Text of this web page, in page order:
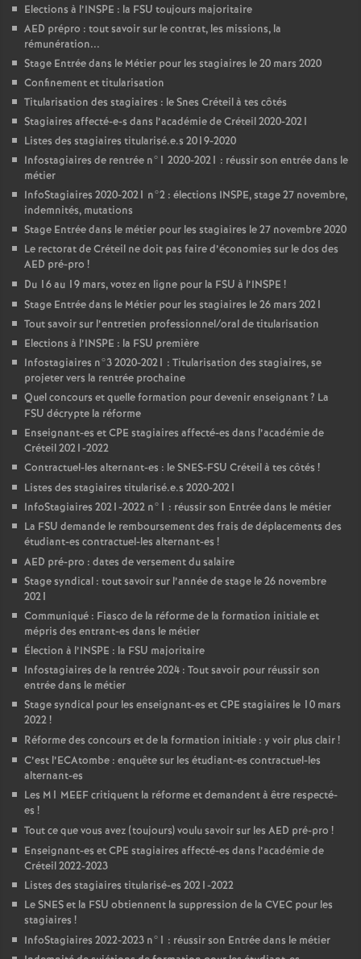
Elections à l’INSPE : la FSU toujours majoritaire
AED prépro : tout savoir sur le contrat, les missions, la
rémunération...
Stage Entrée dans le Métier pour les stagiaires le 20 mars 2020
Confinement et titularisation
Titularisation des stagiaires : le Snes Créteil à tes côtés
Stagiaires affecté-e-s dans l’académie de Créteil 2020-2021
Listes des stagiaires titularisé.e.s 2019-2020
Infostagiaires de rentrée n°1 2020-2021 : réussir son entrée dans le
métier
InfoStagiaires 2020-2021 n°2 : élections INSPE, stage 27 novembre,
indemnités, mutations
Stage Entrée dans le métier pour les stagiaires le 27 novembre 2020
Le rectorat de Créteil ne doit pas faire d’économies sur le dos des
AED pré-pro !
Du 16 au 19 mars, votez en ligne pour la FSU à l’INSPE !
Stage Entrée dans le Métier pour les stagiaires le 26 mars 2021
Tout savoir sur l’entretien professionnel/oral de titularisation
Elections à l’INSPE : la FSU première
Infostagiaires n°3 2020-2021 : Titularisation des stagiaires, se
projeter vers la rentrée prochaine
Quel concours et quelle formation pour devenir enseignant? La
FSU décrypte la réforme
Enseignant-es etCPE stagiaires affecté-es dans l’académie de
Créteil 2021-2022
Contractuel-les alternant-es : leSNES-FSU Créteil à tes côtés !
Listes des stagiaires titularisé.e.s 2020-2021
InfoStagiaires 2021-2022 n°1 : réussir son Entrée dans le métier
La FSU demande le remboursement des frais de déplacements des
étudiant-es contractuel-les alternant-es !
AED pré-pro : dates de versement du salaire
Stage syndical : tout savoir sur l’année de stage le 26 novembre
2021
Communiqué : Fiasco de la réforme de la formation initiale et
mépris des entrant-es dans le métier
Élection à l’INSPE : la FSU majoritaire
Infostagiaires de la rentrée 2024 : Tout savoir pour réussir son
entrée dans le métier
Stage syndical pour les enseignant-es etCPE stagiaires le 10 mars
2022!
Réforme des concours et de la formation initiale : y voir plus clair!
C’est l’ECAtombe : enquête sur les étudiant-es contractuel-les
alternant-es
Les M1 MEEFcritiquent la réforme et demandent à être respecté-
es !
Tout ce que vous avez (toujours) voulu savoir sur les AED pré-pro !
Enseignant-es etCPE stagiaires affecté-es dans l’académie de
Créteil 2022-2023
Listes des stagiaires titularisé-es 2021-2022
LeSNESet la FSU obtiennent la suppression de la CVEC pour les
stagiaires !
InfoStagiaires 2022-2023 n°1 : réussir son Entrée dans le métier